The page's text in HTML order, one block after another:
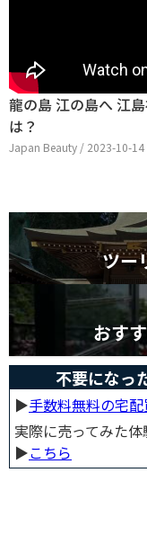
龍の島 江の島へ 江
は？
Japan Beauty / 2023-10-14
ツー
おす
不要になっ
▶︎手数料無料の宅
実際に売ってみた体
▶︎こちら